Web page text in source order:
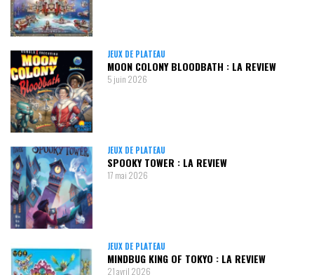
JEUX DE PLATEAU
MOON COLONY BLOODBATH : LA REVIEW
5 juin 2026
JEUX DE PLATEAU
SPOOKY TOWER : LA REVIEW
17 mai 2026
JEUX DE PLATEAU
MINDBUG KING OF TOKYO : LA REVIEW
21 avril 2026